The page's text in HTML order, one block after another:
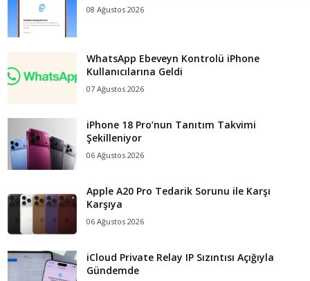
08 Ağustos 2026
WhatsApp Ebeveyn Kontrolü iPhone
Kullanıcılarına Geldi
07 Ağustos 2026
iPhone 18 Pro’nun Tanıtım Takvimi
Şekilleniyor
06 Ağustos 2026
Apple A20 Pro Tedarik Sorunu ile Karşı
Karşıya
06 Ağustos 2026
iCloud Private Relay IP Sızıntısı Açığıyla
Gündemde